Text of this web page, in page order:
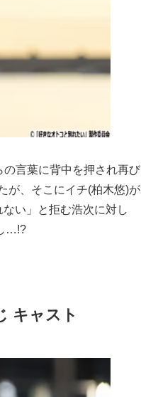
言葉に背中を押され再び
が、そこにイチ(柏木悠)が
い」と拒む浩次に対し
…!?
キャスト